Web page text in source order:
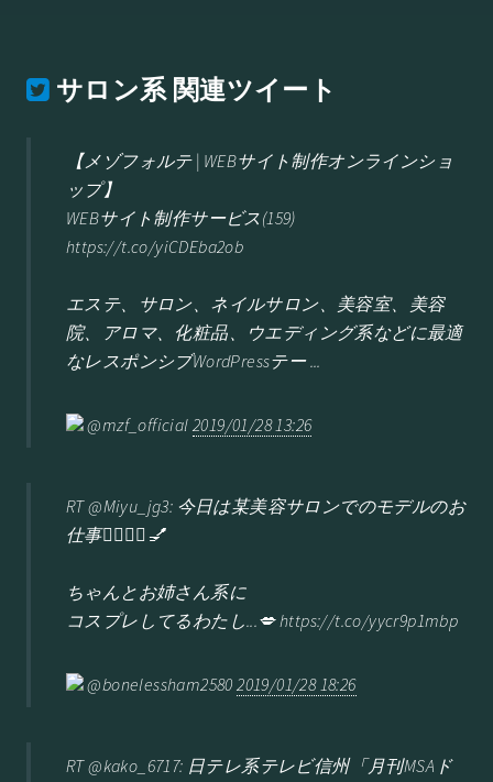
サロン系関連ツイート
【メゾフォルテ | WEBサイト制作オンラインショ
ップ】
WEBサイト制作サービス(159)
https://t.co/yiCDEba2ob
エステ、サロン、ネイルサロン、美容室、美容
院、アロマ、化粧品、ウエディング系などに最適
なレスポンシブWordPressテー ...
@mzf_official2019/01/28 13:26
RT @Miyu_jg3: 今日は某美容サロンでのモデルのお
仕事🧖‍♀️💆‍♀️💅
ちゃんとお姉さん系に
コスプレしてるわたし...💋 https://t.co/yycr9p1mbp
@bonelessham25802019/01/28 18:26
RT @kako_6717: 日テレ系テレビ信州「月刊MSAド